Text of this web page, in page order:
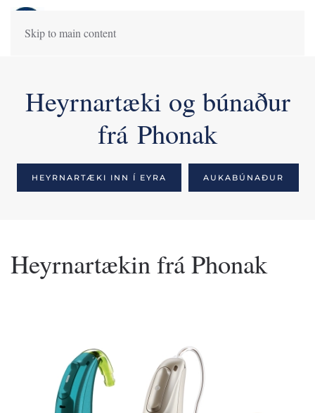
Skip to main content
Heyrnartæki og búnaður
frá Phonak
HEYRNARTÆKI INN Í EYRA AUKABÚNAÐUR
Heyrnartækin frá Phonak